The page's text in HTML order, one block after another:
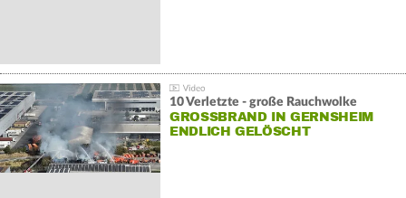
10 Verletzte - große Rauchwolke
GROSSBRAND IN GERNSHEIM E
NDLICH GELÖSCHT